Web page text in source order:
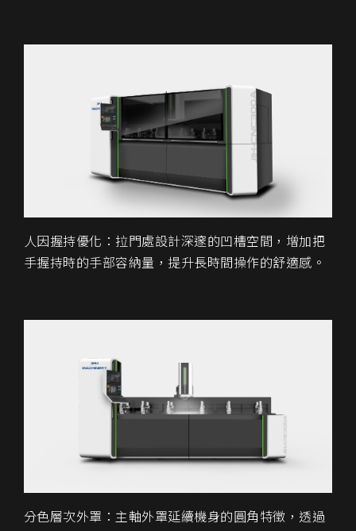
人因握持優化：拉門處設計深邃的凹槽空間，增加把
手握持時的手部容納量，提升長時間操作的舒適感。
分色層次外罩：主軸外罩延續機身的圓角特徵，透過